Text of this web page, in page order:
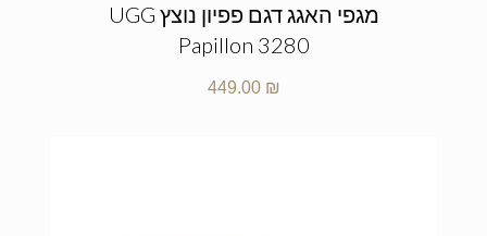
מגפי האגג דגם פפיון נוצץ UGG
Papillon 3280
449.00 ₪